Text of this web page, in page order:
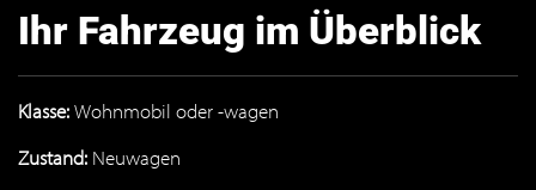
Ihr Fahrzeug im Überblick
Klasse:Wohnmobil oder -wagen
Zustand: Neuwagen